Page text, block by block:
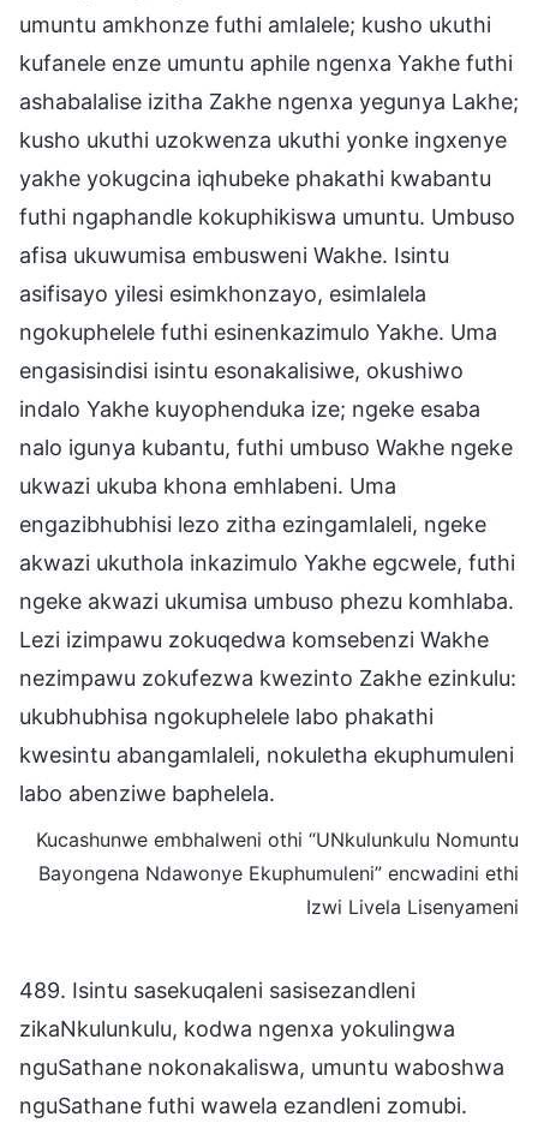
umuntu amkhonze futhi amlalele; kusho ukuthi
kufanele enze umuntu aphile ngenxa Yakhe futhi
ashabalalise izitha Zakhe ngenxa yegunya Lakhe;
kusho ukuthi uzokwenza ukuthi yonke ingxenye
yakhe yokugcina iqhubeke phakathi kwabantu
futhi ngaphandle kokuphikiswa umuntu. Umbuso
afisa ukuwumisa embusweni Wakhe. Isintu
asifisayo yilesi esimkhonzayo, esimlalela
ngokuphelele futhi esinenkazimulo Yakhe. Uma
engasisindisi isintu esonakalisiwe, okushiwo
indalo Yakhe kuyophenduka ize; ngeke esaba
nalo igunya kubantu, futhi umbuso Wakhe ngeke
ukwazi ukuba khona emhlabeni. Uma
engazibhubhisi lezo zitha ezingamlaleli, ngeke
akwazi ukuthola inkazimulo Yakhe egcwele, futhi
ngeke akwazi ukumisa umbuso phezu komhlaba.
Lezi izimpawu zokuqedwa komsebenzi Wakhe
nezimpawu zokufezwa kwezinto Zakhe ezinkulu:
ukubhubhisa ngokuphelele labo phakathi
kwesintu abangamlaleli, nokuletha ekuphumuleni
labo abenziwe baphelela.
Kucashunwe embhalweni othi “UNkulunkulu Nomuntu
Bayongena Ndawonye Ekuphumuleni” encwadini ethi
Izwi Livela Lisenyameni
489. Isintu sasekuqaleni sasisezandleni
zikaNkulunkulu, kodwa ngenxa yokulingwa
nguSathane nokonakaliswa, umuntu waboshwa
nguSathane futhi wawela ezandleni zomubi.